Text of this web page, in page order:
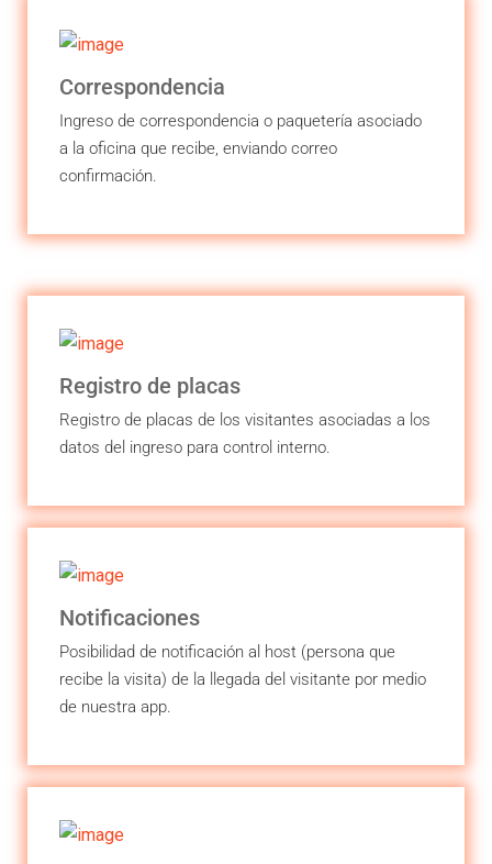
Correspondencia
Ingreso de correspondencia o paquetería asociado
a la oficina que recibe, enviando correo
confirmación.
Registro de placas
Registro de placas de los visitantes asociadas a los
datos del ingreso para control interno.
Notificaciones
Posibilidad de notificación al host (persona que
recibe la visita) de la llegada del visitante por medio
de nuestra app.